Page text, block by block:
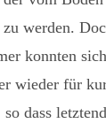
werden.
konnten sich
wieder für
so dass